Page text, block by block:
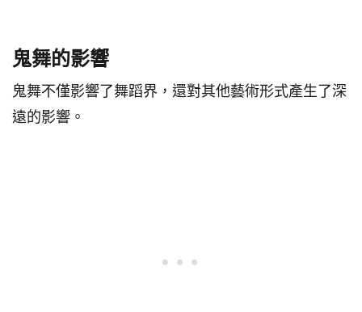
鬼舞的影響
鬼舞不僅影響了舞蹈界，還對其他藝術形式產生了深
遠的影響。